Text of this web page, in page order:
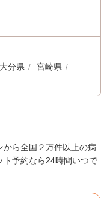
大分県
宮崎県
から全国２万件以上の病
ト予約なら24時間いつで